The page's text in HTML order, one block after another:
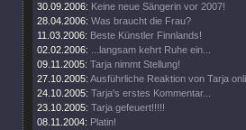
30.09.2006: Keine neue Sängerin vor 2007!
28.04.2006: Was braucht die Frau?
11.03.2006: Beste Künstler Finnlands!
02.02.2006:
...langsam kehrt Ruhe ein...
09.11.2005: Tarja nimmt Stellung!
27.10.2005: Ausführliche Reaktion von Tarja
24.10.2005: Tarja's erstes Kommentar...
23.10.2005: Tarja gefeuert!!!!!
08.11.2004: Platin!